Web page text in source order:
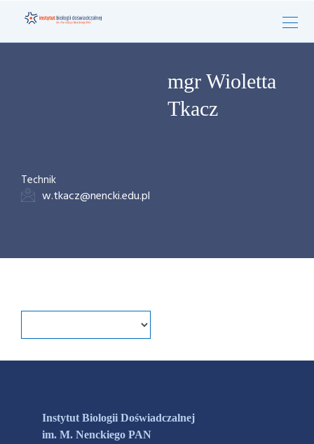
mgr Wioletta
Tkacz
Technik
w.tkacz@nencki.edu.pl
Instytut Biologii Doświadczalnej
im. M. Nenckiego PAN